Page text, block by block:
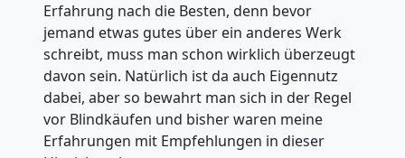
Erfahrung nach die Besten, denn bevor
jemand etwas gutes über ein anderes Werk
schreibt, muss man schon wirklich überzeugt
davon sein. Natürlich ist da auch Eigennutz
dabei, aber so bewahrt man sich in der Regel
vor Blindkäufen und bisher waren meine
Erfahrungen mit Empfehlungen in dieser